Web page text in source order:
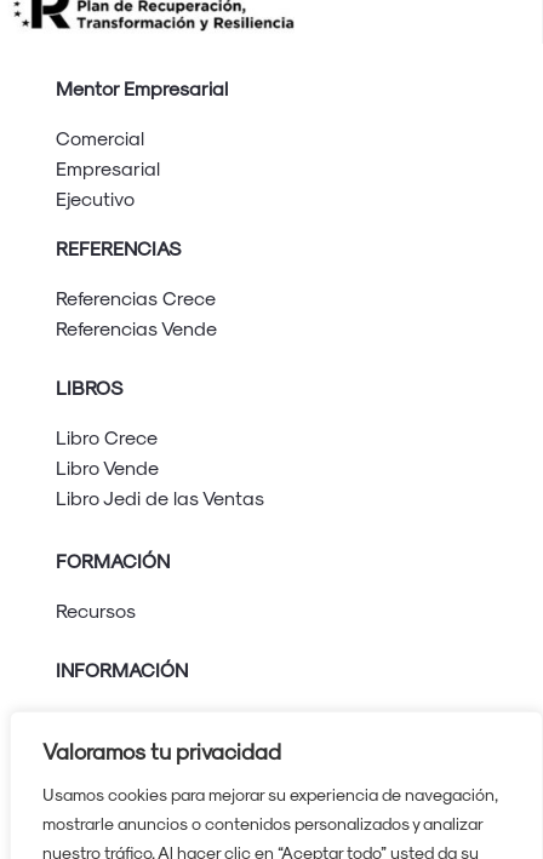
Valoramos tu privacidad
Usamos cookies para mejorar su experiencia de navegación,
mostrarle anuncios o contenidos personalizados y analizar
nuestro tráfico. Al hacer clic en “Aceptar todo” usted da su
Mentor Empresarial
Comercial
Empresarial
Ejecutivo
REFERENCIAS
Referencias Crece
Referencias Vende
LIBROS
Libro Crece
Libro Vende
Libro Jedi de las Ventas
FORMACIÓN
Recursos
INFORMACIÓN
Política de privacidad
Protocolo contra el acoso